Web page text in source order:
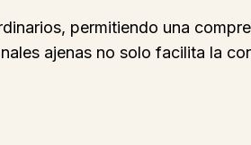
permitiendo una
ajenas no solo facilita la